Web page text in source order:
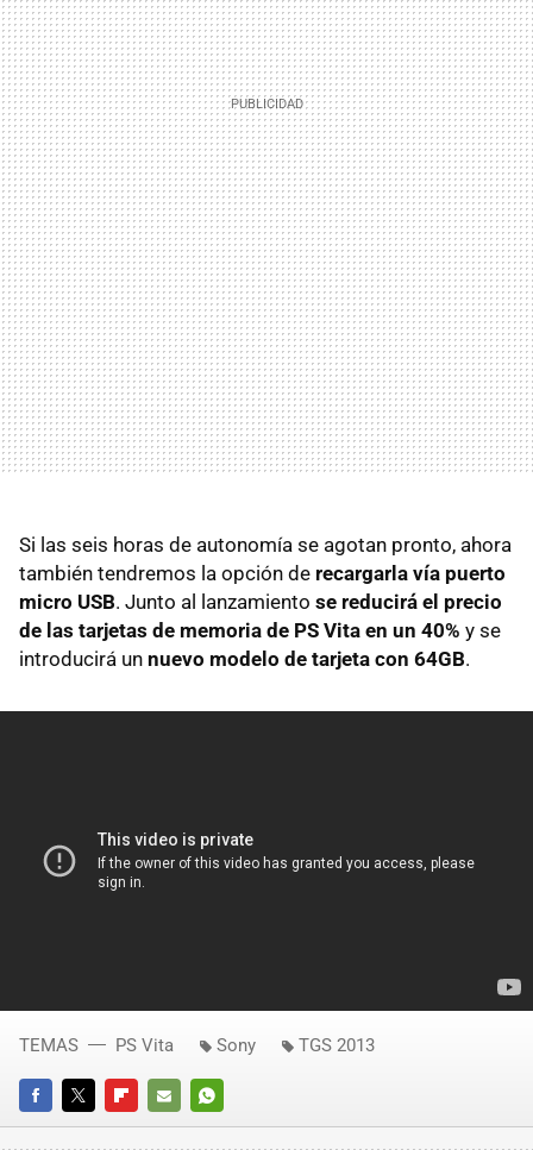
Si las seis horas de autonomía se agotan pronto, ahora
también tendremos la opción de recargarla vía puerto
micro USB. Junto al lanzamiento se reducirá el precio
de las tarjetas de memoria de PS Vita en un 40% y se
introducirá un nuevo modelo de tarjeta con 64GB.
FACEBOOKTWITTERFLIPBOARD
E-
WHATSAPP
TEMAS PS Vita Sony TGS 2013